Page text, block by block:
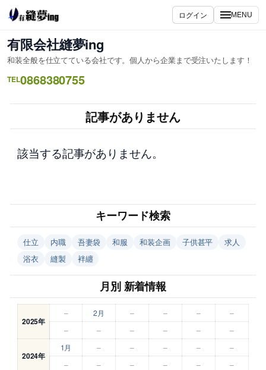
内
容
を
ス
キ
ッ
ログイン MENU
有限会社縫夢ing
和装全般を仕立てている会社です。個人から企業まで受注いたします！
TEL0868380755
記事がありません
該当する記事がありません。
キーワード検索
仕立 内職 吾妻袋 和服 和装企画 子供甚平
求人
浴衣
縫製 袢纏
月別 新着情報
2025年
– 2月 – – –
–
–
– – – – –
2024年
1月 – – – –
–
–
– – – – –